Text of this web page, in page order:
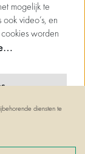
mogelijk te
video’s, en
worden
diensten te